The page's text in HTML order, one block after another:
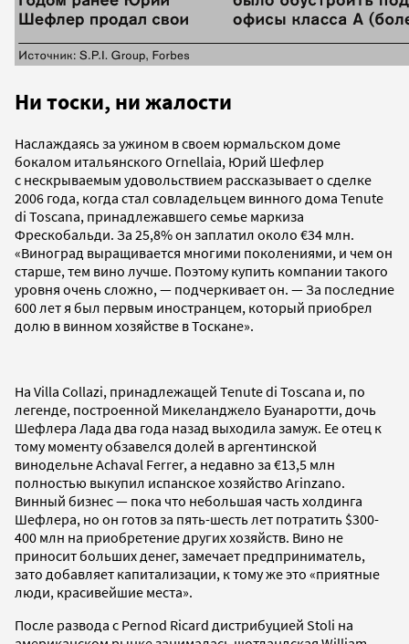
Ни тоски, ни жалости
Наслаждаясь за ужином в своем юрмальском доме
бокалом итальянского Ornellaia, Юрий Шефлер
с нескрываемым удовольствием рассказывает о сделке
2006 года, когда стал совладельцем винного дома Tenute
di Toscana, принадлежавшего семье маркиза
Фрескобальди. За 25,8% он заплатил около €34 млн.
«Виноград выращивается многими поколениями, и чем он
старше, тем вино лучше. Поэтому купить компании такого
уровня очень сложно, — подчеркивает он. — За последние
600 лет я был первым иностранцем, который приобрел
долю в винном хозяйстве в Тоскане».
На Villa Collazi, принадлежащей Tenute di Toscana и, по
легенде, построенной Микеланджело Буанаротти, дочь
Шефлера Лада два года назад выходила замуж. Ее отец к
тому моменту обзавелся долей в аргентинской
винодельне Achaval Ferrer, а недавно за €13,5 млн
полностью выкупил испанское хозяйство Arinzano.
Винный бизнес — пока что небольшая часть холдинга
Шефлера, но он готов за пять-шесть лет потратить $300-
400 млн на приобретение других хозяйств. Вино не
приносит больших денег, замечает предприниматель,
зато добавляет капитализации, к тому же это «приятные
люди, красивейшие места».
После развода с Pernod Ricard дистрибуцией Stoli на